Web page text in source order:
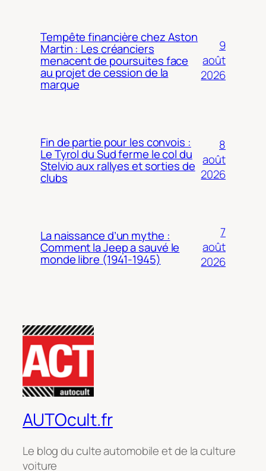
Tempête financière chez Aston
Martin : Les créanciers
menacent de poursuites face
au projet de cession de la
marque
9
août
2026
Fin de partie pour les convois :
Le Tyrol du Sud ferme le col du
Stelvio aux rallyes et sorties de
clubs
8
août
2026
La naissance d’un mythe :
Comment la Jeep a sauvé le
monde libre (1941-1945)
7
août
2026
AUTOcult.fr
Le blog du culte automobile et de la culture
voiture